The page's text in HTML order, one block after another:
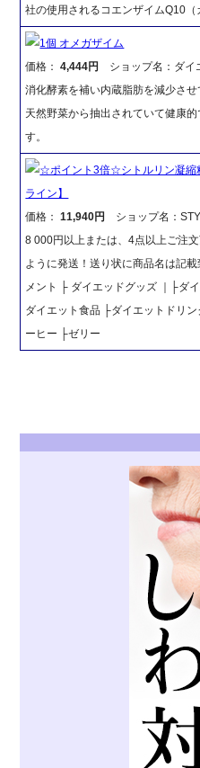
社の使用されるコエンザイムQ10（
1個 オメガザイム
価格：4,444円
ショップ名：ダイ
消化酵素を補い内蔵脂肪を減少さ
天然野菜から抽出されていて健康
す。
☆ポイント3倍☆シトルリン凝
ライン】
価格：11,940円
ショップ名：
8 000円以上または、4点以上ご注
ように発送！送り状に商品名は記
メント ├ ダイエッドグッズ ｜├ダ
ダイエット食品 ├ダイエットドリ
ーヒー ├ゼリー